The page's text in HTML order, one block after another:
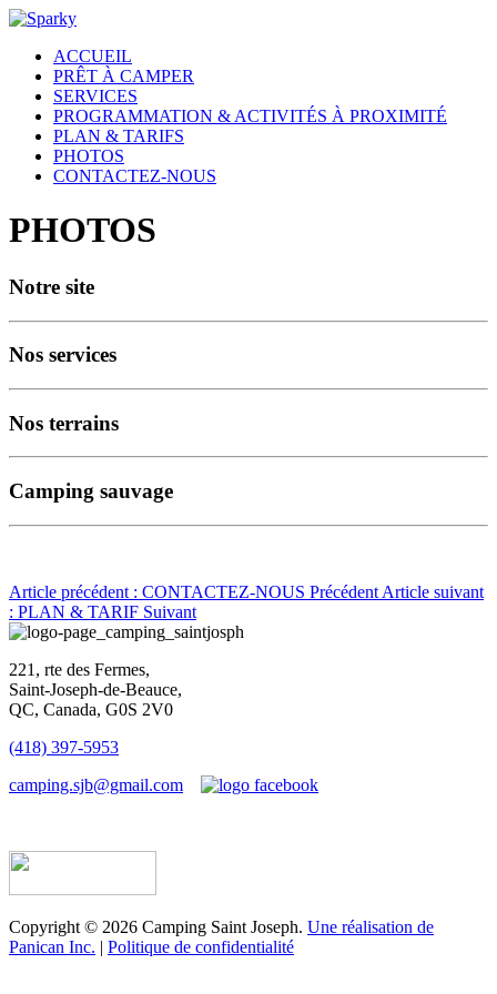
ACCUEIL
PRÊT À CAMPER
SERVICES
PROGRAMMATION & ACTIVITÉS À PROXIMITÉ
PLAN & TARIFS
PHOTOS
CONTACTEZ-NOUS
PHOTOS
Notre site
Nos services
Nos terrains
Camping sauvage
Article précédent : CONTACTEZ-NOUS Précédent Article suivant
: PLAN & TARIF Suivant
221, rte des Fermes,
Saint-Joseph-de-Beauce,
QC, Canada, G0S 2V0
(418) 397-5953
camping.sjb@gmail.com
Copyright © 2026 Camping Saint Joseph. Une réalisation de
Panican Inc. | Politique de confidentialité